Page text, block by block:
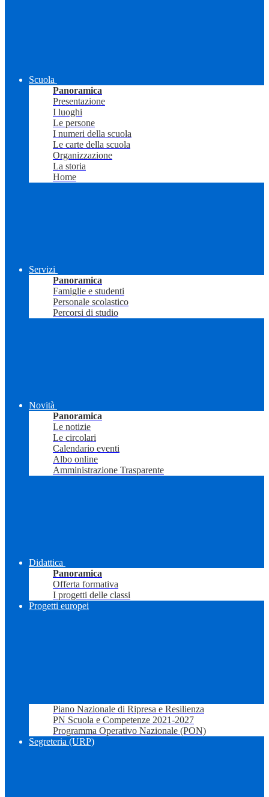
Scuola
Panoramica
Presentazione
I luoghi
Le persone
I numeri della scuola
Le carte della scuola
Organizzazione
La storia
Home
Servizi
Panoramica
Famiglie e studenti
Personale scolastico
Percorsi di studio
Novità
Panoramica
Le notizie
Le circolari
Calendario eventi
Albo online
Amministrazione Trasparente
Didattica
Panoramica
Offerta formativa
I progetti delle classi
Progetti europei
Piano Nazionale di Ripresa e Resilienza
PN Scuola e Competenze 2021-2027
Programma Operativo Nazionale (PON)
Segreteria (URP)